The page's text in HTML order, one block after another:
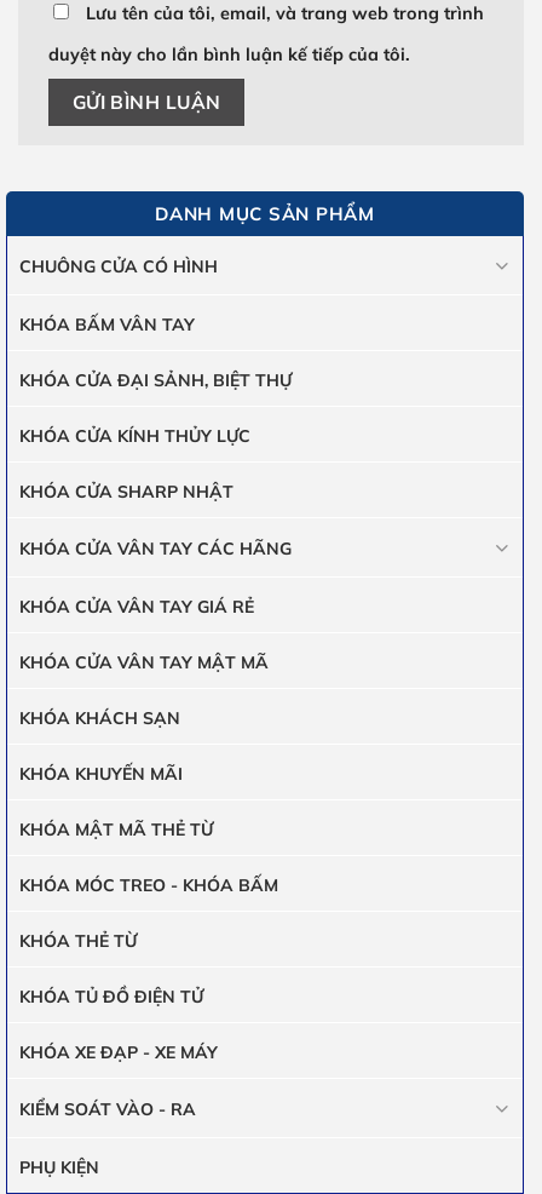
Lưu tên của tôi, email, và trang web trong trình
duyệt này cho lần bình luận kế tiếp của tôi.
DANH MỤC SẢN PHẨM
CHUÔNG CỬA CÓ HÌNH
KHÓA BẤM VÂN TAY
KHÓA CỬA ĐẠI SẢNH, BIỆT THỰ
KHÓA CỬA KÍNH THỦY LỰC
KHÓA CỬA SHARP NHẬT
KHÓA CỬA VÂN TAY CÁC HÃNG
KHÓA CỬA VÂN TAY GIÁ RẺ
KHÓA CỬA VÂN TAY MẬT MÃ
KHÓA KHÁCH SẠN
KHÓA KHUYẾN MÃI
KHÓA MẬT MÃ THẺ TỪ
KHÓA MÓC TREO - KHÓA BẤM
KHÓA THẺ TỪ
KHÓA TỦ ĐỒ ĐIỆN TỬ
KHÓA XE ĐẠP - XE MÁY
KIỂM SOÁT VÀO - RA
PHỤ KIỆN